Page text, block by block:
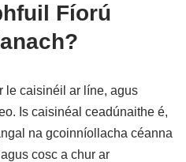
Fíorú
le caisinéil ar líne, agus
Is caisinéal ceadúnaithe é,
na gcoinníollacha céanna
cosc a chur ar